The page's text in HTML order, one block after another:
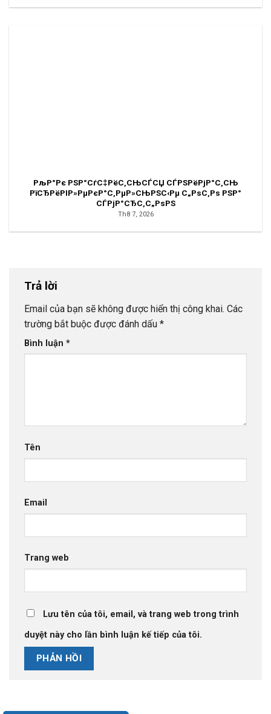
РљР°Рє РЅР°СѓС‡РёС‚СЊСЃСЏ СЃРЅРёРјР°С‚СЊ
РїСЂРёРІР»РµРєР°С‚РµР»СЊРЅС‹Рµ С„РѕС‚Рѕ РЅР°
СЃРјР°СЂС‚С„РѕРЅ
Th8 7, 2026
Trả lời
Email của bạn sẽ không được hiển thị công khai. Các
trường bắt buộc được đánh dấu *
Bình luận *
Tên
Email
Trang web
Lưu tên của tôi, email, và trang web trong trình
duyệt này cho lần bình luận kế tiếp của tôi.